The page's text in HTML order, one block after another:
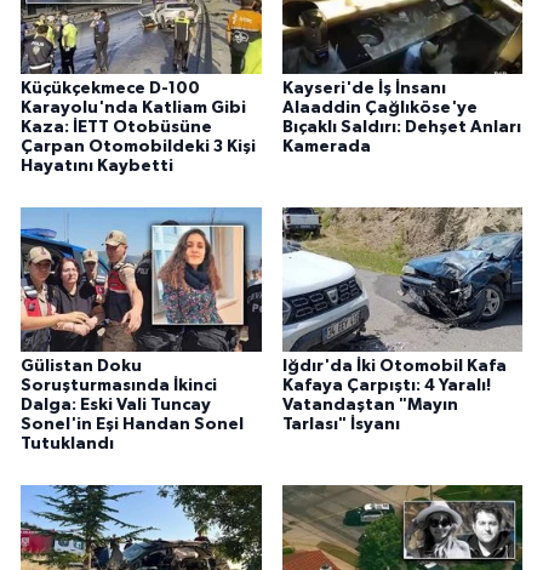
Küçükçekmece D-100
Karayolu'nda Katliam Gibi
Kaza: İETT Otobüsüne
Çarpan Otomobildeki 3 Kişi
Hayatını Kaybetti
Kayseri'de İş İnsanı
Alaaddin Çağlıköse'ye
Bıçaklı Saldırı: Dehşet Anları
Kamerada
Gülistan Doku
Soruşturmasında İkinci
Dalga: Eski Vali Tuncay
Sonel'in Eşi Handan Sonel
Tutuklandı
Iğdır'da İki Otomobil Kafa
Kafaya Çarpıştı: 4 Yaralı!
Vatandaştan "Mayın
Tarlası" İsyanı